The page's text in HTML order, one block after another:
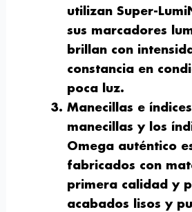
utilizan Super-
sus marcadores
brillan con
constancia en
poca luz.
Manecillas e índices
manecillas y los
Omega auténtico
fabricados con
primera calidad y
acabados lisos y